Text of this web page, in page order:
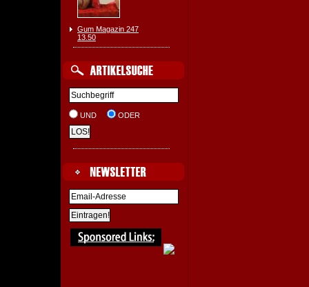
Gum Magazin 247
13.50
UND ODER